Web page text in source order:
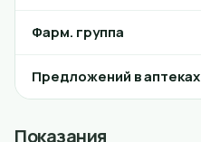
Фарм. группа
Предложений в аптеках
Показания